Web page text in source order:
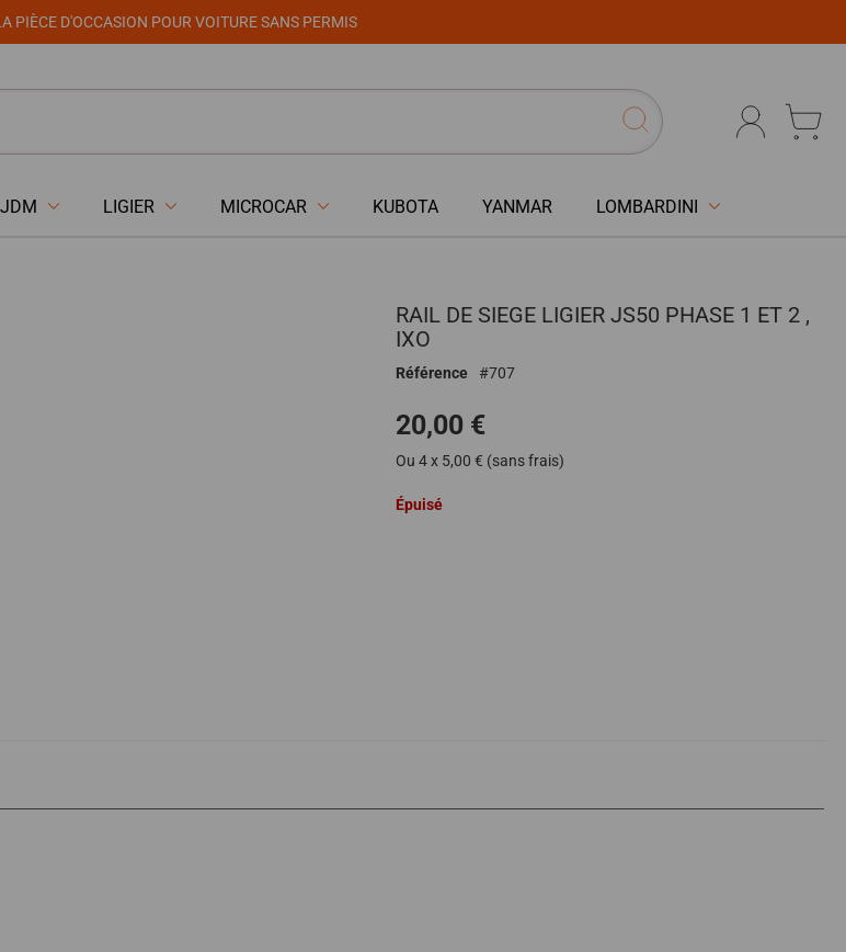
PIÈCE D'OCCASION POUR VOITURE SANS PERMIS
JDM LIGIER MICROCAR KUBOTA YANMAR LOMBARDINI
RAIL DE SIEGE LIGIER JS50 PHASE 1 ET 2 ,
IXO
Référence 707
20,00 €
Ou 4 x 5,00 € (sans frais)
Épuisé